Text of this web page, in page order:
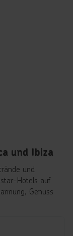
und Ibiza
und
Hotels auf
Genuss